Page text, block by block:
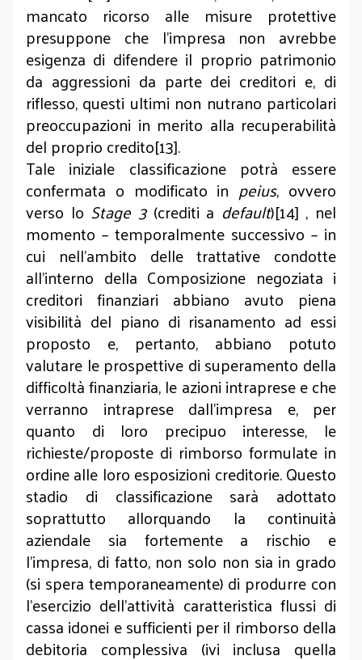
mancato ricorso alle misure protettive
presuppone che l’impresa non avrebbe
esigenza di difendere il proprio patrimonio
da aggressioni da parte dei creditori e, di
riflesso, questi ultimi non nutrano particolari
preoccupazioni in merito alla recuperabilità
del proprio credito[13].
Tale iniziale classificazione potrà essere
confermata o modificato in peius, ovvero
verso lo Stage 3(crediti a default)[14] , nel
momento – temporalmente successivo – in
cui nell’ambito delle trattative condotte
all’interno della Composizione negoziata i
creditori finanziari abbiano avuto piena
visibilità del piano di risanamento ad essi
proposto e, pertanto, abbiano potuto
valutare le prospettive di superamento della
difficoltà finanziaria, le azioni intraprese e che
verranno intraprese dall’impresa e, per
quanto di loro precipuo interesse, le
richieste/proposte di rimborso formulate in
ordine alle loro esposizioni creditorie. Questo
stadio di classificazione sarà adottato
soprattutto allorquando la continuità
aziendale sia fortemente a rischio e
l’impresa, di fatto, non solo non sia in grado
(si spera temporaneamente) di produrre con
l’esercizio dell’attività caratteristica flussi di
cassa idonei e sufficienti per il rimborso della
debitoria complessiva (ivi inclusa quella